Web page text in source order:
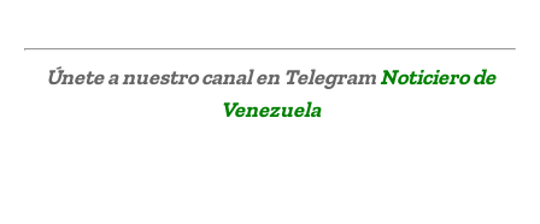
Únete a nuestro canal en TelegramNoticiero de
Venezuela